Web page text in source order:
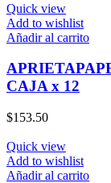
Quick view
Add to wishlist
Añadir al carrito
CAJA x 12
$153.50
Quick view
Add to wishlist
Añadir al carrito